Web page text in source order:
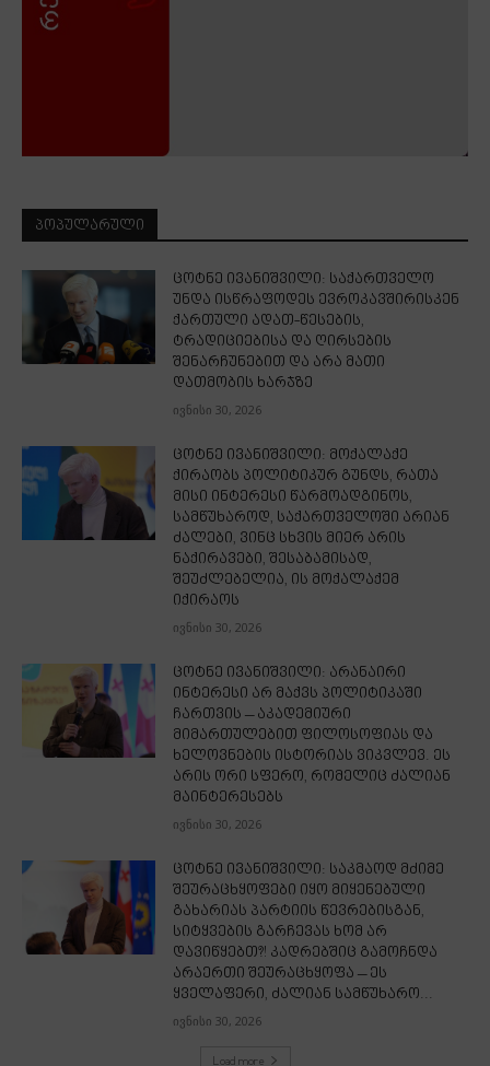
ᲞᲝᲞᲣᲚᲐᲠᲣᲚᲘ
ცოტნე ივანიშვილი: საქართველო
უნდა ისწრაფოდეს ევროკავშირისკენ
ქართული ადათ-წესების,
ტრადიციებისა და ღირსების
შენარჩუნებით და არა მათი
დათმობის ხარჯზე
ივნისი 30, 2026
ცოტნე ივანიშვილი: მოქალაქე
ქირაობს პოლიტიკურ გუნდს, რათა
მისი ინტერესი წარმოადგინოს,
სამწუხაროდ, საქართველოში არიან
ძალები, ვინც სხვის მიერ არის
ნაქირავები, შესაბამისად,
შეუძლებელია, ის მოქალაქემ
იქირაოს
ივნისი 30, 2026
ცოტნე ივანიშვილი: არანაირი
ინტერესი არ მაქვს პოლიტიკაში
ჩართვის – აკადემიური
მიმართულებით ფილოსოფიას და
ხელოვნების ისტორიას ვიკვლევ. ეს
არის ორი სფერო, რომელიც ძალიან
მაინტერესებს
ივნისი 30, 2026
ცოტნე ივანიშვილი: საკმაოდ მძიმე
შეურაცხყოფები იყო მიყენებული
გახარიას პარტიის წევრებისგან,
სიტყვების გარჩევას ხომ არ
დავიწყებთ?! კადრებშიც გამოჩნდა
არაერთი შეურაცხყოფა – ეს
ყველაფერი, ძალიან სამწუხარო...
ივნისი 30, 2026
Load more